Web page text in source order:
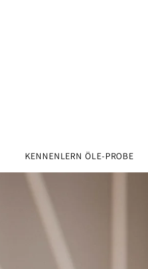
KENNENLERN ÖLE-PROBE